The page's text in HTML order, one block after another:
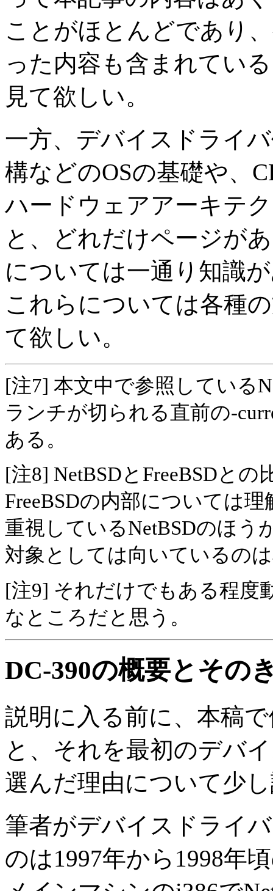
ことがほとんどであり
った内容も含まれてい
見て欲しい。
一方、デバイスドライ
構などのOSの基礎や、
ハードウェアアーキテ
と、どれだけページが
については一通り知識
これらについては各種
て欲しい。
[注7] 本文中で参照している
ランチが切られる直前の-
ある。
[注8] NetBSDとFreeBSDと
FreeBSDの内部については
重視しているNetBSDのほう
対象としては向いているの
[注9] それだけでもある程度
なところだと思う。
DC-390の概要とその
説明に入る前に、本稿
と、それを最初のデバ
選んだ理由について少
筆者がデバイスドライ
のは1997年から1998年